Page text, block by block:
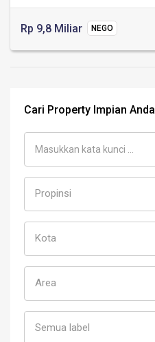
Rp 9,8 Miliar NEGO
Cari Property Impian Anda
Propinsi
Kota
Area
Semua label